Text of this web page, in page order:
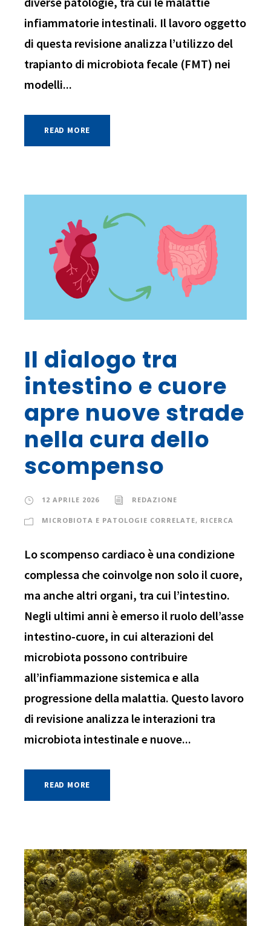
infiammatorie intestinali. Il lavoro oggetto
di questa revisione analizza l’utilizzo del
trapianto di microbiota fecale (FMT) nei
modelli...
READ MORE
Il dialogo tra
intestino e cuore
apre nuove strade
nella cura dello
scompenso
12 APRILE 2026 REDAZIONE
MICROBIOTA E PATOLOGIE CORRELATE, RICERCA
Lo scompenso cardiaco è una condizione
complessa che coinvolge non solo il cuore,
ma anche altri organi, tra cui l’intestino.
Negli ultimi anni è emerso il ruolo dell’asse
intestino-cuore, in cui alterazioni del
microbiota possono contribuire
all’infiammazione sistemica e alla
progressione della malattia. Questo lavoro
di revisione analizza le interazioni tra
microbiota intestinale e nuove...
READ MORE